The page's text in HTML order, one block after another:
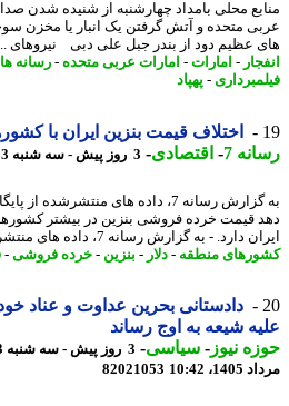
متحده و آتش گرفتن یک انبار یا مخزن سوخت
عظیم دود از بندر جبل علی دبی نیروهای ...
-امارات- امارات عربی متحده-رسانه های
- پهپاد
اختلاف قیمت بنزین ایران با
7
-اقتصادی-3 روز پیش - سه شنبه 13 مرداد 1405، 23:45
قیمت خرده فروشی بنزین در بیشتر کشورهای
دارد. - به گزارش رسانه 7، داده های منتشرشده ...
منطقه-دلار-بنزین- خرده فروشی-
دادستانی بحرین عداوت و عناد خود را
شیعه به اوج رساند
نیوز-سیاسی-
3 روز پیش - سه شنبه 13
10:42
82021053